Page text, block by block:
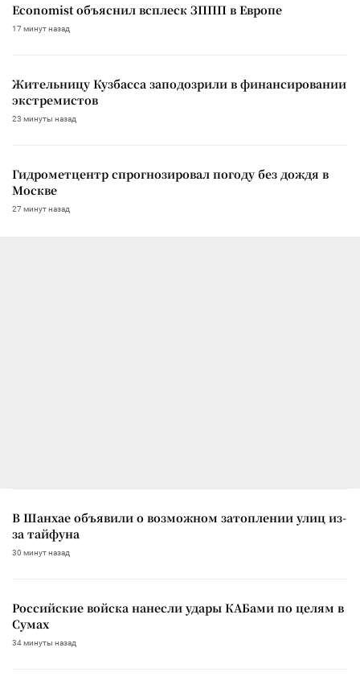
Economist объяснил всплеск ЗППП в Европе
17 минут назад
Жительницу Кузбасса заподозрили в финансировании
экстремистов
23 минуты назад
Гидрометцентр спрогнозировал погоду без дождя в
Москве
27 минут назад
В Шанхае объявили о возможном затоплении улиц из-
за тайфуна
30 минут назад
Российские войска нанесли удары КАБами по целям в
Сумах
34 минуты назад